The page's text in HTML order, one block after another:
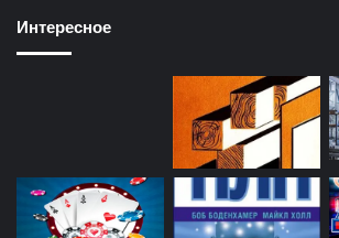
Интересное